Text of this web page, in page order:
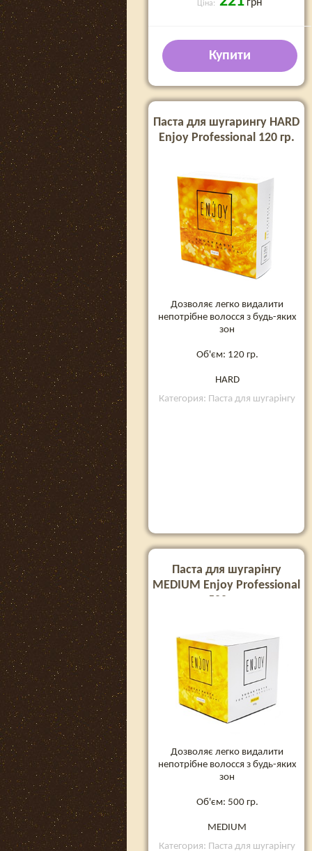
Ціна: грн
Купити
Паста для шугарингу HARD
Enjoy Professional 120 гр.
Дозволяє легко видалити
непотрібне волосся з будь-яких
зон
Об'єм: 120 гр.
HARD
Категория: Паста для шугарінгу
Паста для шугарінгу
MEDIUM Enjoy Professional
500 гр.
Дозволяє легко видалити
непотрібне волосся з будь-яких
зон
Об'єм: 500 гр.
MEDIUM
Категория: Паста для шугарінгу